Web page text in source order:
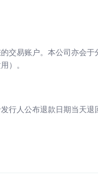
交易账户。本公司亦会于
）。
行人公布退款日期当天退